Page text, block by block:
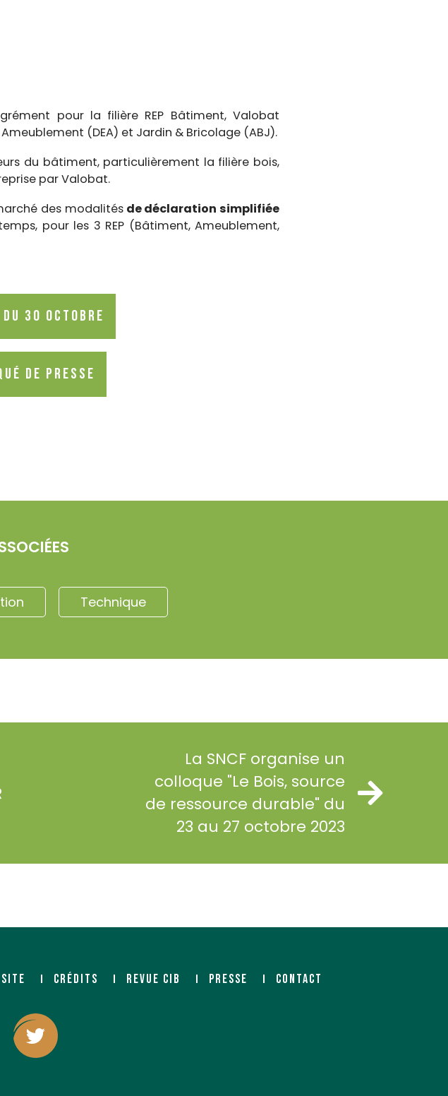
pour la filière REP Bâtiment, Valobat
(DEA) et Jardin & Bricolage (ABJ).
du bâtiment, particulièrement la filière bois,
par Valobat.
des modalitésde déclaration simplifiée
pour les 3 REP (Bâtiment, Ameublement,
30 octobre
de presse
Technique
La SNCF organise un
colloque "Le Bois, source
de ressource durable" du
23 au 27 octobre 2023
CRÉDITS REVUE CIB PRESSE CONTACT